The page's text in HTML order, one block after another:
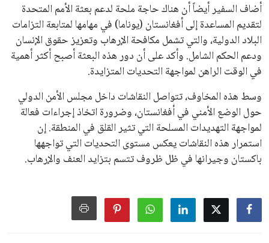
أضاف السفير أيضاً أن هناك حاجة ملحة لدعم بعثة الأمم المتحدة
لتقديم المساعدة إلى أفغانستان (يوناما) في مهامها لمتابعة التزامات
البلاد الدولية، والتي تشمل مكافحة الإرهاب وتعزيز حقوق الإنسان
ودعم الحكم الشامل. وأكد على أن دور هذه البعثة أصبح أكثر أهمية
في الوقت الراهن لمواجهة التحديات المتزايدة.
وسط هذه المخاوف، تتواصل النقاشات داخل مجلس الأمن الدولي
حول الوضع الأمني في أفغانستان، وضرورة اتخاذ إجراءات فعالة
لمواجهة التهديدات المسلحة التي تثير القلق في المنطقة. إن
استمرار هذه النقاشات يعكس مستوى التحديات التي تواجهها
باكستان وجيرانها في ظل ظروف تتسم بتزايد العنف والإرهاب.